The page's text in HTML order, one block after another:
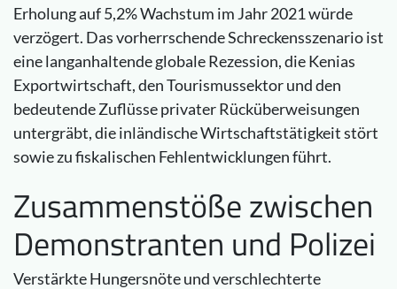
Erholung auf 5,2% Wachstum im Jahr 2021 würde
verzögert. Das vorherrschende Schreckensszenario ist
eine langanhaltende globale Rezession, die Kenias
Exportwirtschaft, den Tourismussektor und den
bedeutende Zuflüsse privater Rücküberweisungen
untergräbt, die inländische Wirtschaftstätigkeit stört
sowie zu fiskalischen Fehlentwicklungen führt.
Zusammenstöße zwischen
Demonstranten und Polizei
Verstärkte Hungersnöte und verschlechterte